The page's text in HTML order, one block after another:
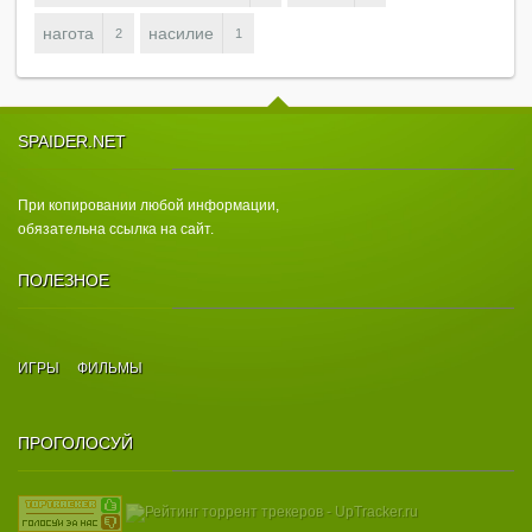
нагота 2 насилие 1
SPAIDER.NET
При копировании любой информации,
обязательна ссылка на сайт.
ПОЛЕЗНОЕ
ИГРЫ ФИЛЬМЫ
ПРОГОЛОСУЙ